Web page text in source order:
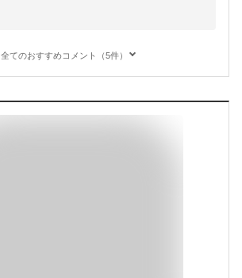
全てのおすすめコメント（5件）